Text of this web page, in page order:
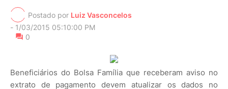
Postado por Luiz Vasconcelos
- 1/03/2015 05:10:00 PM
0
Beneficiários do Bolsa Família que receberam aviso no
extrato de pagamento devem atualizar os dados no